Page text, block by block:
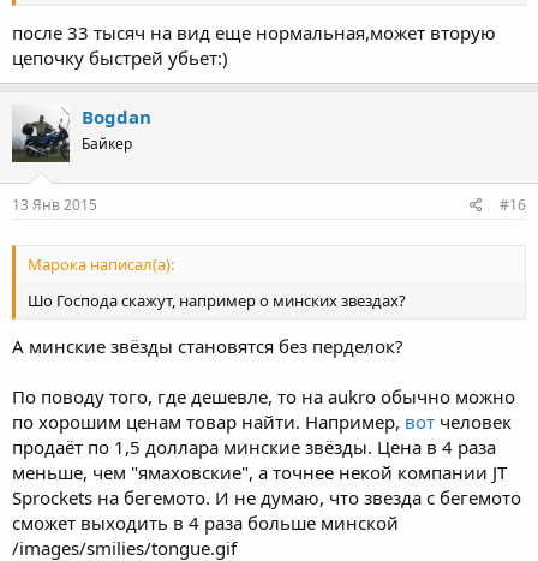
после 33 тысяч на вид еще нормальная,может вторую
цепочку быстрей убьет:)
Bogdan
Байкер
13 Янв 2015 #16
Марока написал(а):
Шо Господа скажут, например о минских звездах?
А минские звёзды становятся без перделок?
По поводу того, где дешевле, то на aukro обычно можно
по хорошим ценам товар найти. Например, вот человек
продаёт по 1,5 доллара минские звёзды. Цена в 4 раза
меньше, чем "ямаховские", а точнее некой компании JT
Sprockets на бегемото. И не думаю, что звезда с бегемото
сможет выходить в 4 раза больше минской
/images/smilies/tongue.gif